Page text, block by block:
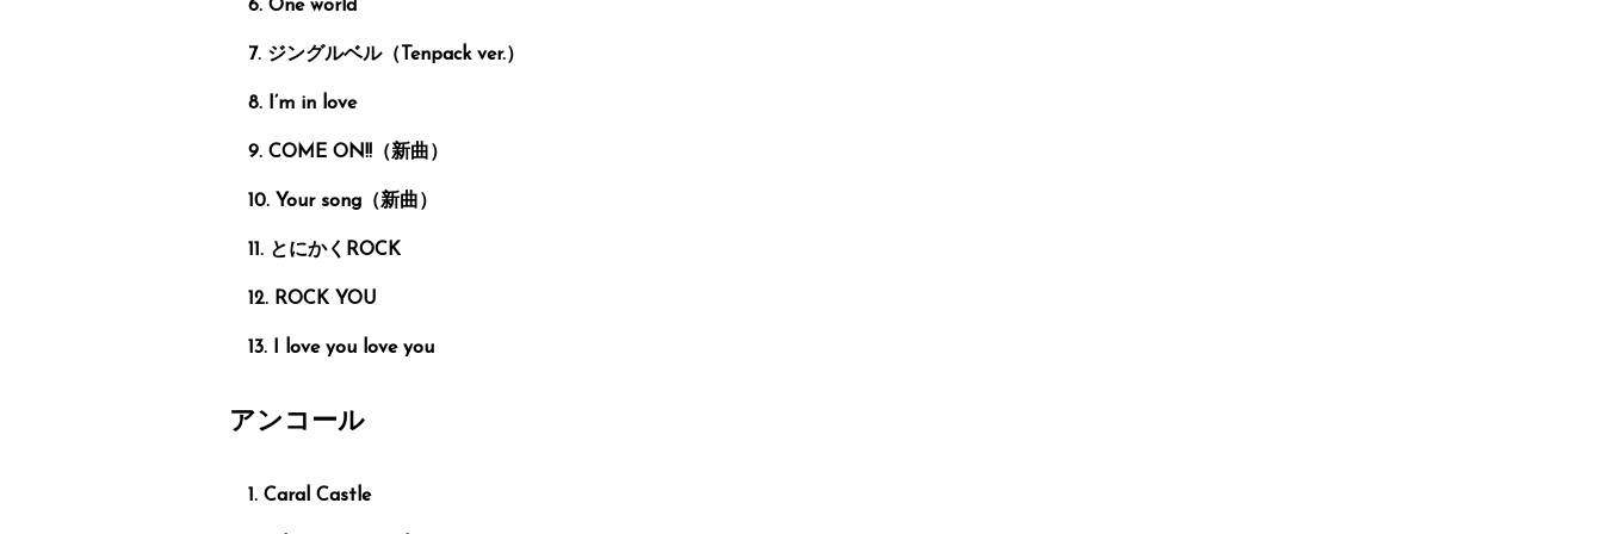
One world
ジングルベル（Tenpack ver.）
I’m in love
COME ON!!（新曲）
Your song（新曲）
とにかくROCK
ROCK YOU
I love you love you
アンコール
Caral Castle